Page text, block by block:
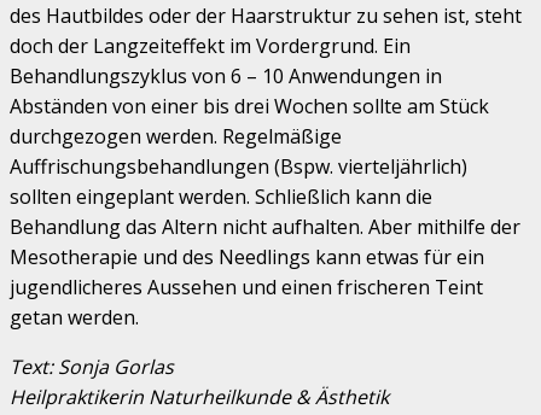
des Hautbildes oder der Haarstruktur zu sehen ist, steht
doch der Langzeiteffekt im Vordergrund. Ein
Behandlungszyklus von 6 – 10 Anwendungen in
Abständen von einer bis drei Wochen sollte am Stück
durchgezogen werden. Regelmäßige
Auffrischungsbehandlungen (Bspw. vierteljährlich)
sollten eingeplant werden. Schließlich kann die
Behandlung das Altern nicht aufhalten. Aber mithilfe der
Mesotherapie und des Needlings kann etwas für ein
jugendlicheres Aussehen und einen frischeren Teint
getan werden.
Text: Sonja Gorlas
Heilpraktikerin Naturheilkunde & Ästhetik